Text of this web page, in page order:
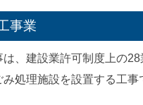
事業
は、建設業許可制度上の
処理施設を設置する工事